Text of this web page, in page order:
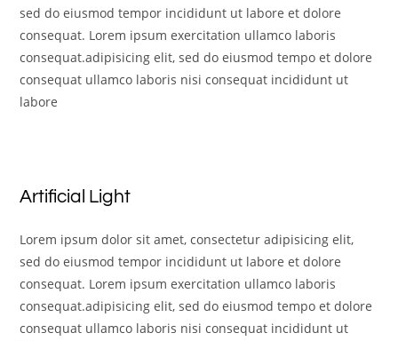
sed do eiusmod tempor incididunt ut labore et dolore
consequat. Lorem ipsum exercitation ullamco laboris
consequat.adipisicing elit, sed do eiusmod tempo et dolore
consequat ullamco laboris nisi consequat incididunt ut
labore
Artificial Light
Lorem ipsum dolor sit amet, consectetur adipisicing elit,
sed do eiusmod tempor incididunt ut labore et dolore
consequat. Lorem ipsum exercitation ullamco laboris
consequat.adipisicing elit, sed do eiusmod tempo et dolore
consequat ullamco laboris nisi consequat incididunt ut